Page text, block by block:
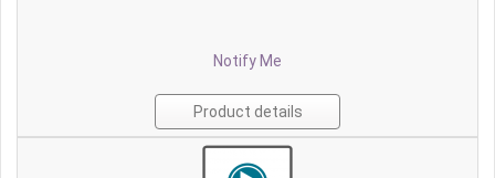
Notify Me
Product details